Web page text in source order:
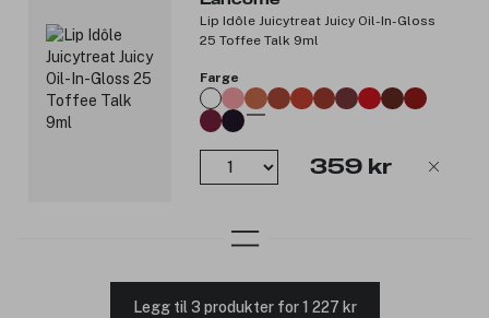
Lip Idôle Juicytreat Juicy Oil-In-Gloss
25 Toffee Talk 9ml
Farge
359 kr
Legg til 3 produkter for 1 227 kr